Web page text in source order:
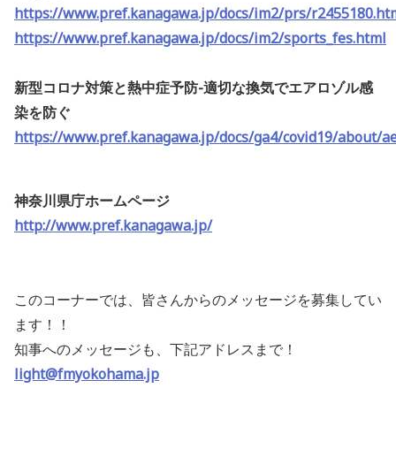
https://www.pref.kanagawa.jp/docs/im2/prs/
https://www.pref.kanagawa.jp/docs/im2/sports_fes.html
新型コロナ対策と熱中症予防-適切な換気でエアロゾル感
染を防ぐ
https://www.pref.kanagawa.jp/docs/ga4/covid19/about/
神奈川県庁ホームページ
http://www.pref.kanagawa.jp/
このコーナーでは、皆さんからのメッセージを募集してい
ます！！
知事へのメッセージも、下記アドレスまで！
light@fmyokohama.jp